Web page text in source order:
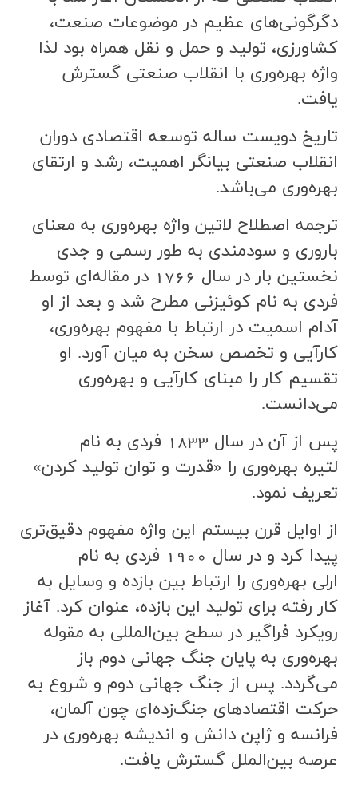
دگرگوني‌هاي عظيم در موضوعات صنعت،
كشاورزي، توليد و حمل و نقل همراه بود لذا
واژه بهره‌وري با انقلاب صنعتي گسترش
يافت.
تاريخ دويست ساله توسعه اقتصادي دوران
انقلاب صنعتي بيانگر اهميت، رشد و ارتقاي
بهره‌وري مي‌باشد.
ترجمه اصطلاح لاتين واژه بهره‌وري به معناي
باروري و سودمندي به طور رسمي و جدي
نخستين بار در سال 1766 در مقاله‌اي توسط
فردي به نام كوئيزني مطرح شد و بعد از او
آدام اسميت در ارتباط با مفهوم بهره‌وري،
كارآيي و تخصص سخن به ميان آورد. او
تقسيم كار را مبناي كارآيي و بهره‌وري
مي‌دانست.
پس از آن در سال 1833 فردي به نام
لتيره بهره‌وري را «قدرت و توان توليد كردن»
تعريف نمود.
از اوايل قرن بيستم اين واژه مفهوم دقيق‌تري
پيدا كرد و در سال 1900 فردي به نام
ارلي بهره‌وري را ارتباط بين بازده و وسايل به
كار رفته براي توليد اين بازده، عنوان كرد. آغاز
رويكرد فراگير در سطح بين‌المللي به مقوله
بهره‌وري به پايان جنگ جهاني دوم باز
مي‌گردد. پس از جنگ جهاني دوم و شروع به
حركت اقتصادهاي جنگ‌زده‌اي چون آلمان،
فرانسه و ژاپن دانش و انديشه بهره‌وري در
عرصه بين‌الملل گسترش يافت.